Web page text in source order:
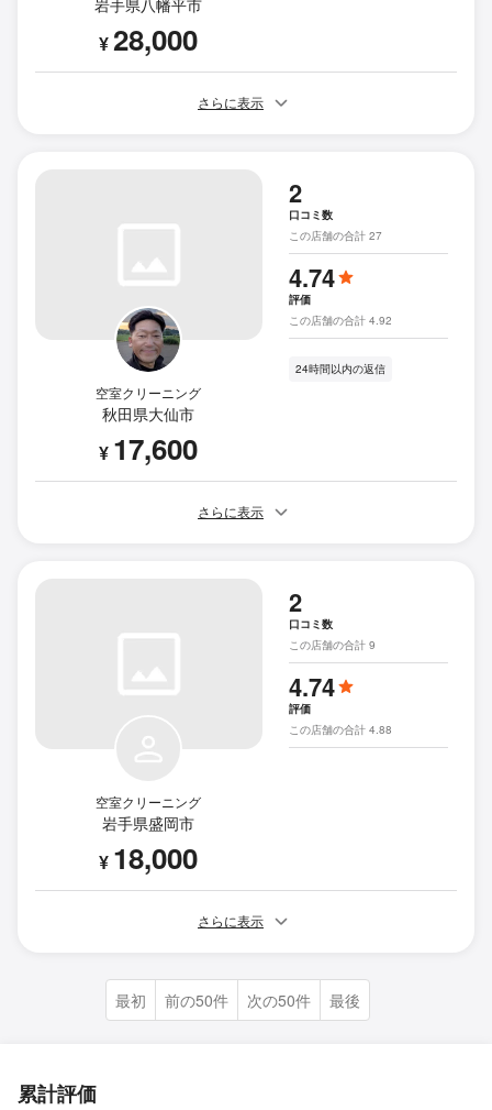
岩手県八幡平市
¥28,000
さらに表示
空室クリーニング
秋田県大仙市
¥ 17,600
2
口コミ数
この店舗の合計 27
4.74
評価
この店舗の合計 4.92
24時間以内の返信
さらに表示
空室クリーニング
岩手県盛岡市
¥ 18,000
2
口コミ数
この店舗の合計 9
4.74
評価
この店舗の合計 4.88
さらに表示
最初 前の50件 次の50件 最後
累計評価